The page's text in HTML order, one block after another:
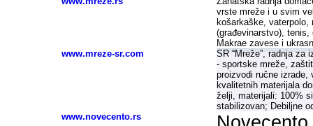
vrste mreže i u svim
košarkaške,
(građevinarstvo),
Makrae zavese i
www.mreze-sr.com
SR “Mreže”, radnja za
- sportske mreže,
proizvodi ručne izrade,
kvalitetnih materijala
želji, materijali: 100%
stabilizovan; Debiljne
www.novecento.rs